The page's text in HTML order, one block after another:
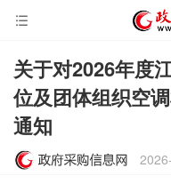
关于对2026年度
位及团体组织空
通知